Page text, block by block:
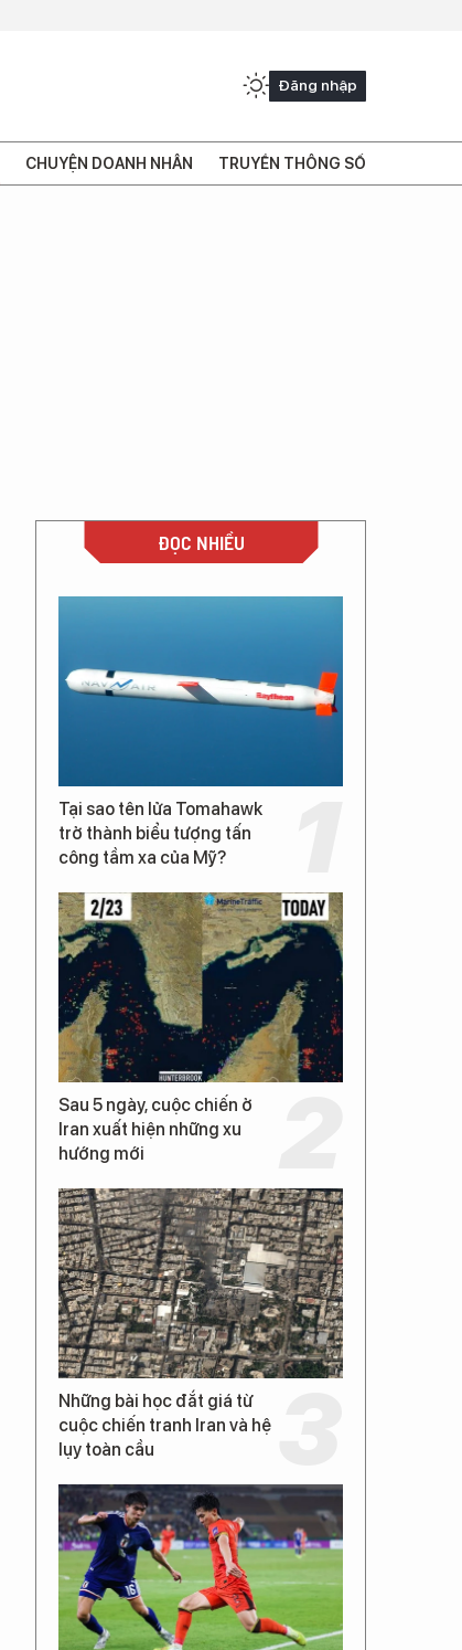
Đăng nhập
CHUYỆN DOANH NHÂN TRUYỀN THÔNG SỐ
ĐỌC NHIỀU
Tại sao tên lửa Tomahawk
trở thành biểu tượng tấn
công tầm xa của Mỹ?
Sau 5 ngày, cuộc chiến ở
Iran xuất hiện những xu
hướng mới
Những bài học đắt giá từ
cuộc chiến tranh Iran và hệ
lụy toàn cầu